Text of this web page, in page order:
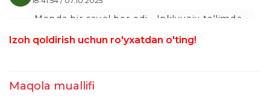
Menda bir savol bor edi . Inklyuziv ta'limda
asosiy ishchi bo'lib ishlasa unga sinf
Izoh qoldirish uchun ro'yxatdan o'ting!
Maqola muallifi